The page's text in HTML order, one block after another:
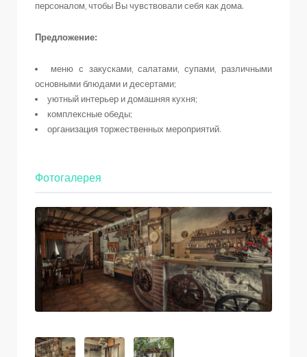
персоналом, чтобы Вы чувствовали себя как дома.
Предложение:
меню с закусками, салатами, супами, различными
основными блюдами и десертами;
уютный интерьер и домашняя кухня;
комплексные обеды;
организация торжественных мероприятий.
Фотогалерея